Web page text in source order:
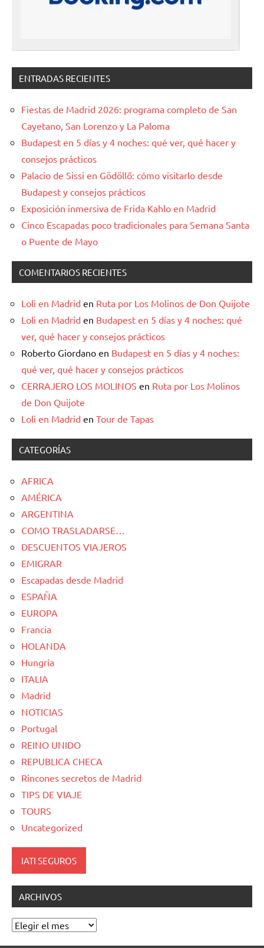
ENTRADAS RECIENTES
Fiestas de Madrid 2026: programa completo de San
Cayetano, San Lorenzo y La Paloma
Budapest en 5 días y 4 noches: qué ver, qué hacer y
consejos prácticos
Palacio de Sissi en Gödöllő: cómo visitarlo desde
Budapest y consejos prácticos
Exposición inmersiva de Frida Kahlo en Madrid
Cinco Escapadas poco tradicionales para Semana Santa
o Puente de Mayo
COMENTARIOS RECIENTES
Loli en Madrid en Ruta por Los Molinos de Don Quijote
Loli en Madrid en Budapest en 5 días y 4 noches: qué
ver, qué hacer y consejos prácticos
Roberto Giordano en Budapest en 5 días y 4 noches:
qué ver, qué hacer y consejos prácticos
CERRAJERO LOS MOLINOS en Ruta por Los Molinos
de Don Quijote
Loli en Madrid en Tour de Tapas
CATEGORÍAS
AFRICA
AMÉRICA
ARGENTINA
COMO TRASLADARSE…
DESCUENTOS VIAJEROS
EMIGRAR
Escapadas desde Madrid
ESPAÑA
EUROPA
Francia
HOLANDA
Hungría
ITALIA
Madrid
NOTICIAS
Portugal
REINO UNIDO
REPUBLICA CHECA
Rincones secretos de Madrid
TIPS DE VIAJE
TOURS
Uncategorized
IATI SEGUROS
ARCHIVOS
Archivos